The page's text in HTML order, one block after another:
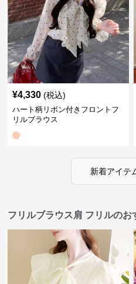
¥4,330 (税込)
ハート柄リボン付きフロントフ
リルブラウス
新着アイテ
フリルブラウス肩 フリルのお